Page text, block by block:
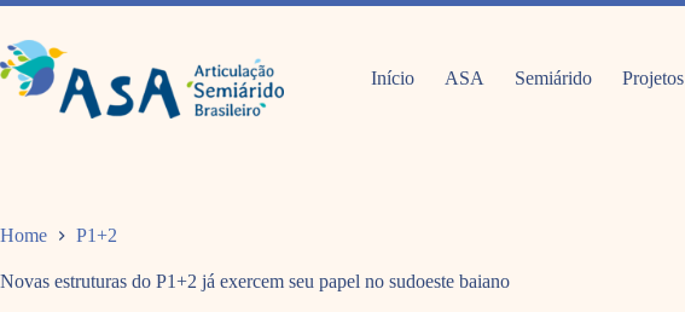
Pular
o
conteúdo
Início ASA Semiárido Projetos
Home P1+2
Novas estruturas do P1+2 já exercem seu papel no sudoeste baiano